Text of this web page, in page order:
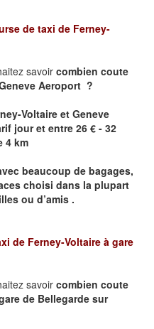
de taxi de Ferney-
savoir combien coute
Aeroport ?
Voltaireet Geneve
jour et entre 26 € - 32
4 km
beaucoup de bagages,
choisi dans la plupart
ou d’amis .
de Ferney-Voltaire à gare
savoir combien coute
de Bellegarde sur